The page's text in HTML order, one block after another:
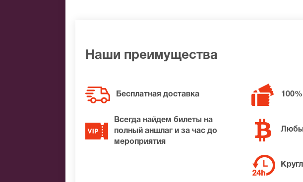
Наши преимущества
Бесплатная доставка
Всегда найдем билеты на
полный аншлаг и за час до
мероприятия